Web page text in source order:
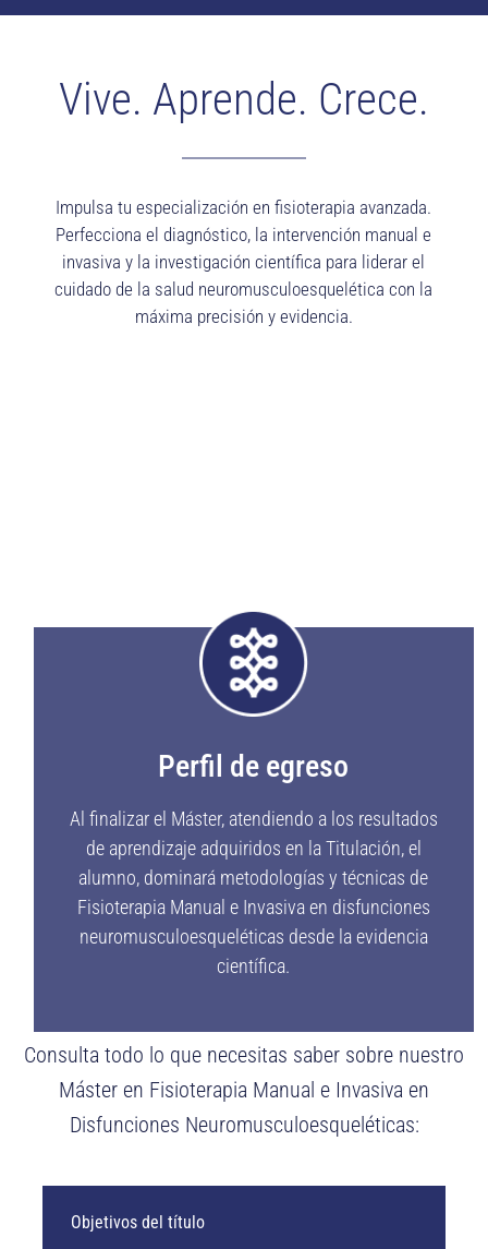
Vive. Aprende. Crece.
Impulsa tu especialización en fisioterapia avanzada.
Perfecciona el diagnóstico, la intervención manual e
invasiva y la investigación científica para liderar el
cuidado de la salud neuromusculoesquelética con la
máxima precisión y evidencia.
Perfil de egreso
Al finalizar el Máster, atendiendo a los resultados
de aprendizaje adquiridos en la Titulación, el
alumno, dominará metodologías y técnicas de
Fisioterapia Manual e Invasiva en disfunciones
neuromusculoesqueléticas desde la evidencia
científica.
Consulta todo lo que necesitas saber sobre nuestro
Máster en Fisioterapia Manual e Invasiva en
Disfunciones Neuromusculoesqueléticas:
Objetivos del título